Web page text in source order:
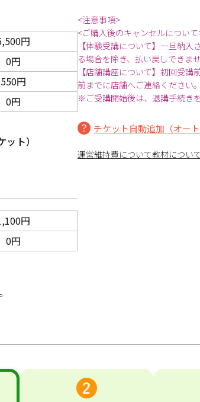
円
0円
550円
0円
ット）
円
0円
<注意事項>
<ご購入後のキャンセルについ
【体験受講について】一旦納
る場合を除き、払い戻しできませ
【店舗講座について】初回受
前までに店舗へご連絡ください。
※ご受講開始後は、退講手続き
チケット自動追加（オー
運営維持費について教材につい